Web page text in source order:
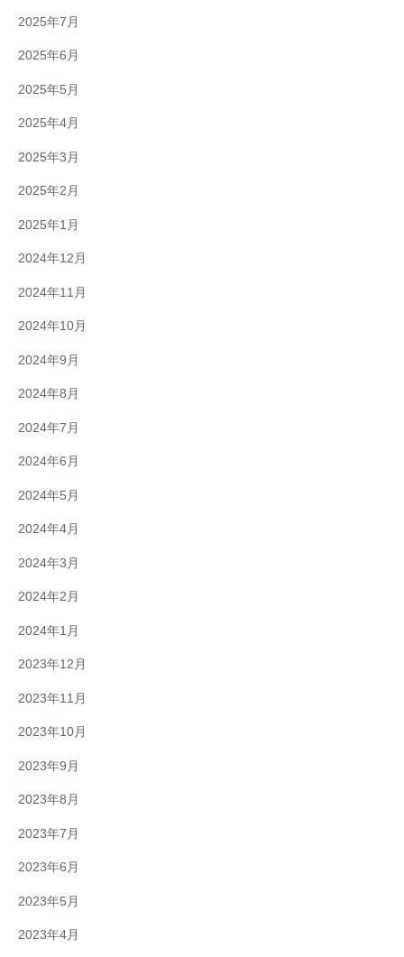
2025年7月
2025年6月
2025年5月
2025年4月
2025年3月
2025年2月
2025年1月
2024年12月
2024年11月
2024年10月
2024年9月
2024年8月
2024年7月
2024年6月
2024年5月
2024年4月
2024年3月
2024年2月
2024年1月
2023年12月
2023年11月
2023年10月
2023年9月
2023年8月
2023年7月
2023年6月
2023年5月
2023年4月